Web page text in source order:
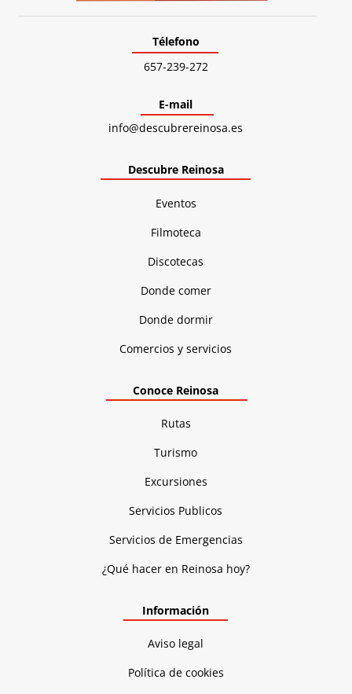
Télefono
657-239-272
E-mail
info@descubrereinosa.es
Descubre Reinosa
Eventos
Filmoteca
Discotecas
Donde comer
Donde dormir
Comercios y servicios
Conoce Reinosa
Rutas
Turismo
Excursiones
Servicios Publicos
Servicios de Emergencias
¿Qué hacer en Reinosa hoy?
Información
Aviso legal
Política de cookies